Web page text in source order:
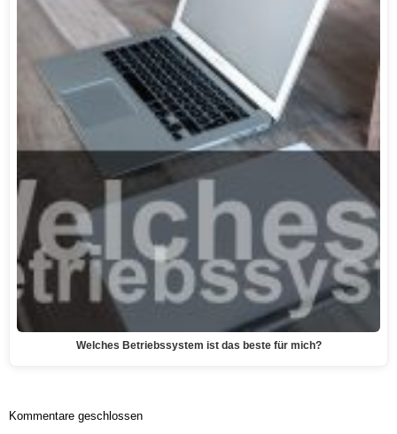
Welches Betriebssystem ist das beste für mich?
Kommentare geschlossen